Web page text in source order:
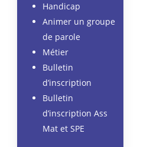
Handicap
Animer un groupe
de parole
Métier
Bulletin
d’inscription
Bulletin
d’inscription Ass
Mat et SPE